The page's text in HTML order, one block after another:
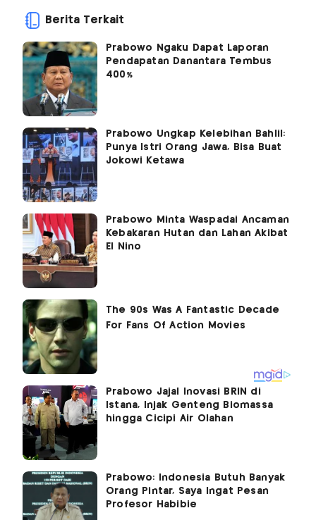
Berita Terkait
Prabowo Ngaku Dapat Laporan
Pendapatan Danantara Tembus
400%
Prabowo Ungkap Kelebihan Bahlil:
Punya Istri Orang Jawa, Bisa Buat
Jokowi Ketawa
Prabowo Minta Waspadai Ancaman
Kebakaran Hutan dan Lahan Akibat
El Nino
Prabowo Jajal Inovasi BRIN di
Istana, Injak Genteng Biomassa
hingga Cicipi Air Olahan
Prabowo: Indonesia Butuh Banyak
Orang Pintar, Saya Ingat Pesan
Profesor Habibie